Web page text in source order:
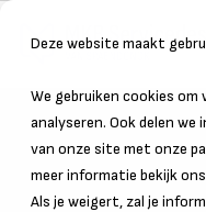
Deze website maakt
We gebruiken cookies
analyseren. Ook delen
van onze site met onze
meer informatie bekijk ons
Als je weigert, zal je